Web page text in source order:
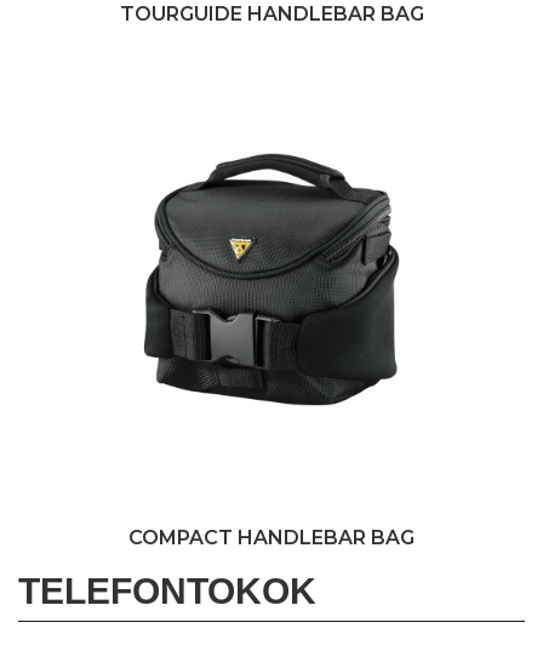
TOURGUIDE HANDLEBAR BAG
COMPACT HANDLEBAR BAG
TELEFONTOKOK